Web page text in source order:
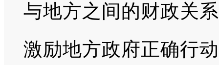
与地方之间的财政关
激励地方政府正确行